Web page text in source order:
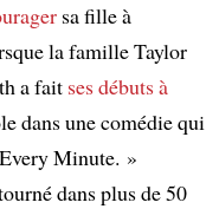
sa fille à
la famille Taylor
a fait ses débuts à
dans une comédie qui
Minute. »
dans plus de 50